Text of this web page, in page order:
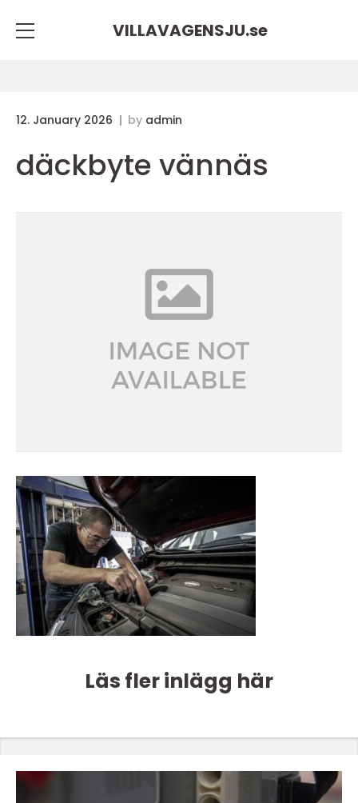
VILLAVAGENSJU.se
12. January 2026 by admin
däckbyte vännäs
Läs fler inlägg här